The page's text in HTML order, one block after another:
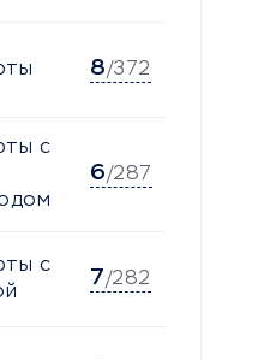
8/372
с
6/287
с
7/282